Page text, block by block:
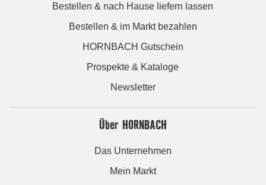
Bestellen & nach Hause liefern lassen
Bestellen & im Markt bezahlen
HORNBACH Gutschein
Prospekte & Kataloge
Newsletter
Über HORNBACH
Das Unternehmen
Mein Markt